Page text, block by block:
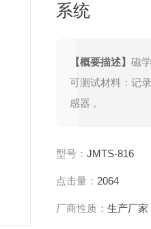
系统
【概要描述】 磁
可测试材料：记
感器 。
型号： JMTS-816
点击量： 2064
厂商性质： 生产厂家